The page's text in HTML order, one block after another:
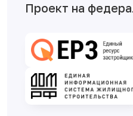
Проект на